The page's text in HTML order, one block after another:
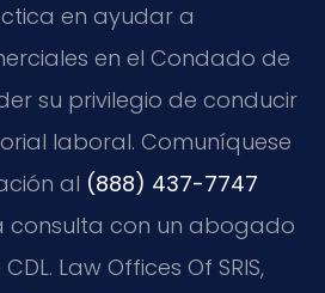
en ayudar a
en el Condado de
su privilegio de conducir
laboral. Comuníquese
al (888) 437-7747
consulta con un abogado
Law Offices Of SRIS,